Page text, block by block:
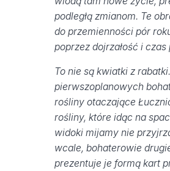
podległą zmianom. Te
do przemienności pór
poprzez dojrzałość i
To nie są kwiatki z
pierwszoplanowych
rośliny otaczające
rośliny, które idąc na
widoki mijamy nie
wcale, bohaterowie
prezentuje je formą kart